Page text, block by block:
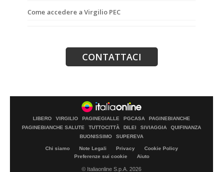
Come accedere a Virgilio PEC
LIBERO VIRGILIO PAGINEGIALLE PGCASA
PAGINEBIANCHE
PAGINEBIANCHE SALUTE
TUTTOCITTÀ DILEI SIVIAGGIA
QUIFINANZA
BUONISSIMO
SUPEREVA
Chi siamo Note Legali Privacy
Cookie Policy
Preferenze sui cookie
Aiuto
© Italiaonline S.p.A. 2026